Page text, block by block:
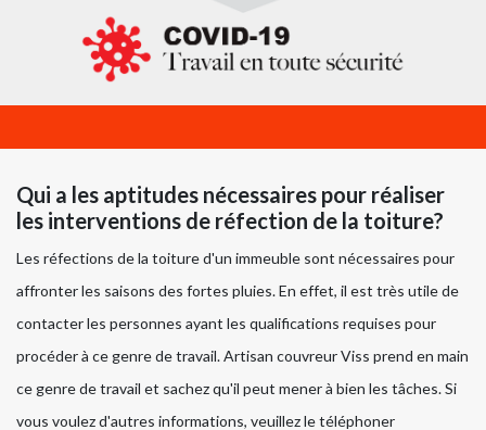
Qui a les aptitudes nécessaires pour réaliser
les interventions de réfection de la toiture?
Les réfections de la toiture d'un immeuble sont nécessaires pour
affronter les saisons des fortes pluies. En effet, il est très utile de
contacter les personnes ayant les qualifications requises pour
procéder à ce genre de travail. Artisan couvreur Viss prend en main
ce genre de travail et sachez qu'il peut mener à bien les tâches. Si
vous voulez d'autres informations, veuillez le téléphoner